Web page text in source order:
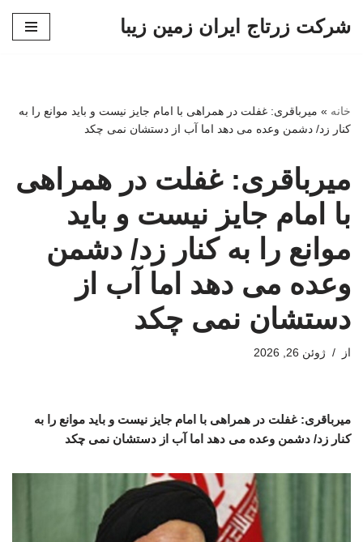
شرکت زرتاج ایران زمین زیبا
خانه » میرباقری: غفلت در همراهی با امام جایز نیست و باید موانع را به
کنار زد/ دشمن وعده می دهد اما آب از دستشان نمی چکد
میرباقری: غفلت در همراهی
با امام جایز نیست و باید
موانع را به کنار زد/ دشمن
وعده می دهد اما آب از
دستشان نمی چکد
از ژوئن 26, 2026
میرباقری: غفلت در همراهی با امام جایز نیست و باید موانع را به
کنار زد/ دشمن وعده می دهد اما آب از دستشان نمی چکد